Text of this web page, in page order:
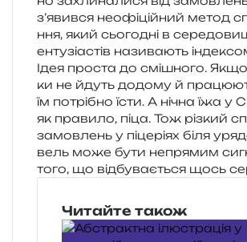
з’явився нео­фі­цій­ний метод
н­ня, який сьо­го­дні в
енту­зі­а­стів нази­ва­ють
Ідея про­ста до смі­шно­го.
ки не йдуть додо­му й
їм потрі­бно їсти. А нічна їжа
як пра­ви­ло, піца. Тож різ­кий
замов­лень у піце­рі­ях біля
вель може бути непря­мим
того, що від­бу­ва­є­ться щось
Читайте також